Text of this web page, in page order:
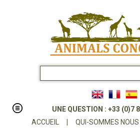
UNE QUESTION : +33 (0)7
ACCUEIL
QUI-SOMMES NOUS